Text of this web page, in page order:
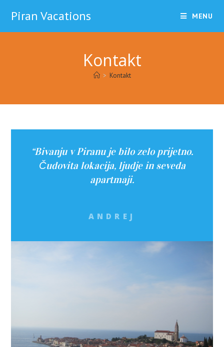
Piran Vacations MENU
Kontakt
> Kontakt
“Bivanju v Piranu je bilo zelo prijetno.
Čudovita lokacija, ljudje in seveda
apartmaji.
ANDREJ